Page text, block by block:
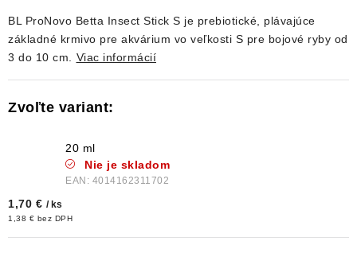
VÝPREDAJ
O nás Doprava a platba
Moja objednávka
BL ProNovo Betta Insect Stick S je prebiotické, plávajúce
základné krmivo pre akvárium vo veľkosti S pre bojové ryby od
3 do 10 cm.
Viac informácií
20 ml
Nie je skladom
EAN: 4014162311702
1,70 € / ks
1,38 € bez DPH